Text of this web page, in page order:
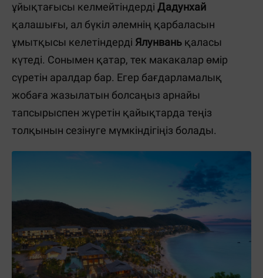
ұйықтағысы келмейтіндерді Дадунхай
қалашығы, ал бүкіл әлемнің қарбаласын
ұмытқысы келетіндерді Ялунвань қаласы
күтеді. Сонымен қатар, тек макакалар өмір
сүретін аралдар бар. Егер бағдарламалық
жобаға жазылатын болсаңыз арнайы
тапсырыспен жүретін қайықтарда теңіз
толқынын сезінуге мүмкіндігіңіз болады.